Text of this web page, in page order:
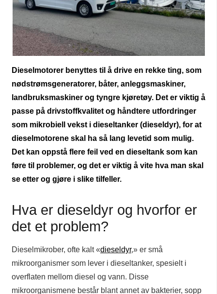
Dieselmotorer benyttes til å drive en rekke ting, som
nødstrømsgeneratorer, båter, anleggsmaskiner,
landbruksmaskiner og tyngre kjøretøy. Det er viktig å
passe på drivstoffkvalitet og håndtere utfordringer
som mikrobiell vekst i dieseltanker (dieseldyr), for at
dieselmotorene skal ha så lang levetid som mulig.
Det kan oppstå flere feil ved en dieseltank som kan
føre til problemer, og det er viktig å vite hva man skal
se etter og gjøre i slike tilfeller.
Hva er dieseldyr og hvorfor er
det et problem?
Dieselmikrober, ofte kalt «dieseldyr,» er små
mikroorganismer som lever i dieseltanker, spesielt i
overflaten mellom diesel og vann. Disse
mikroorganismene består blant annet av bakterier, sopp